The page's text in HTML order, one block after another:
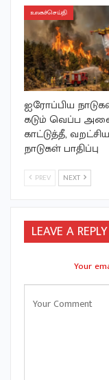
உலகச்செய்தி
ஐரோப்பிய
கடும் வெப்ப
காட்டுத்தீ,
நாடுகள் பாதிப்பு
PREV NEXT
LEAVE A REPLY
Your